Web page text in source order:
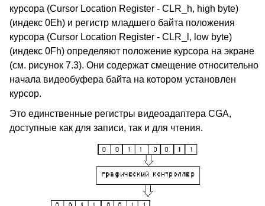
курсора (Cursor Location Register - CLR_h, high byte)
(индекс 0Eh) и регистр младшего байта положения
курсора (Cursor Location Register - CLR_l, low byte)
(индекс 0Fh) определяют положение курсора на экране
(см. рисунок 7.3). Они содержат смещение относительно
начала видеобуфера байта на котором установлен
курсор.
Это единственные регистры видеоадаптера CGA,
доступные как для записи, так и для чтения.